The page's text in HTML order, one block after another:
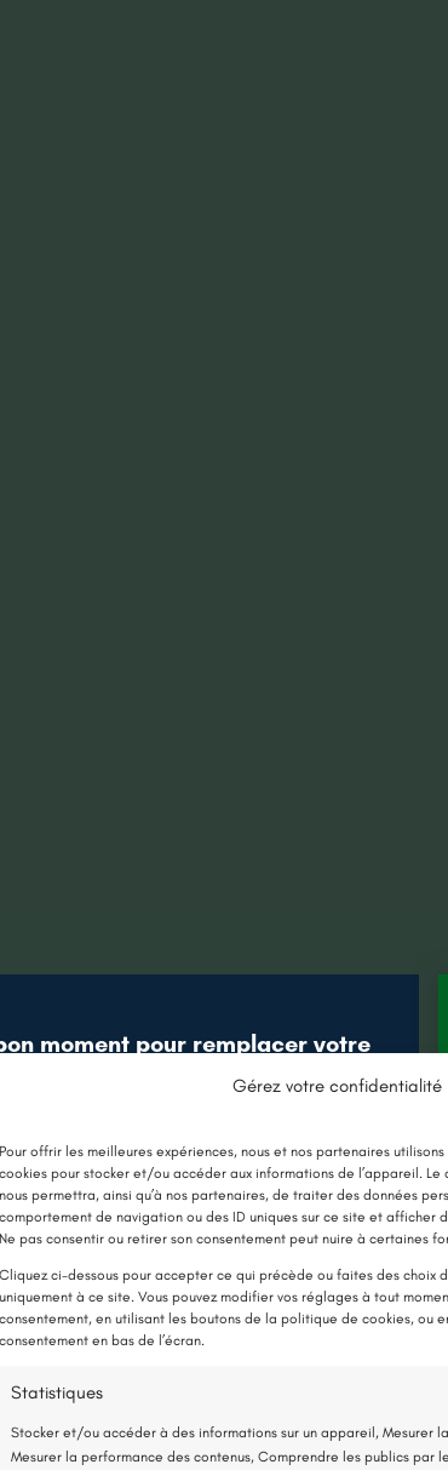
Gérez votre confidentialité
Pour offrir les meilleures expériences, nous et nos partenaires
cookies pour stocker et/ou accéder aux informations de l’appareil.
nous permettra, ainsi qu’à nos partenaires, de traiter des données
comportement de navigation ou des ID uniques sur ce site et afficher
Ne pas consentir ou retirer son consentement peut nuire à certaines
Cliquez ci-dessous pour accepter ce qui précède ou faites des choix
uniquement à ce site. Vous pouvez modifier vos réglages à tout
consentement, en utilisant les boutons de la politique de cookies, ou
consentement en bas de l’écran.
Statistiques
Stocker et/ou accéder à des informations sur un appareil, Mesurer
Mesurer la performance des contenus, Comprendre les publics par
toiture à
moment pour remplacer votre
grâce aux nouvelles aides !
VOTRE CHAUDIÈRE PAR UNE POMPE À
CHALEUR